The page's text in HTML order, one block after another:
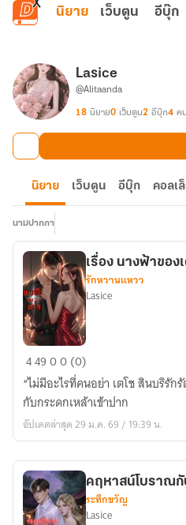
ข้ามไปยังเนื้อหาหลัก
นิยาย เว็บตูน อีบุ๊ก
Lasice
@Alitaanda
18 นิยาย0 เว็บตูน2 อีบุ๊ก4 ค
นิยาย เว็บตูน อีบุ๊ก คอลเ
นามปากกา
เรื่อง
นางฟ้า
ของ
เตโช
เรื่อง นางฟ้าของเ
รักหวานแหวว
Lasice
44900 (0)
“ไม่มีอะไรที่คนอย่า เตโช สินบริรั
กับกระดกเหล้าเข้าปาก
อัปเดตล่าสุด 29 ม.ค. 69 / 19:39 น.
คฤหาสน์โบราณ
ระทึกขวัญ
Lasice